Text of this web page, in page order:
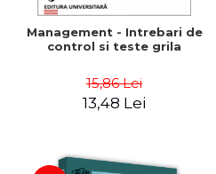
Management - Intrebari de
control si teste grila
15,86 Lei
13,48 Lei